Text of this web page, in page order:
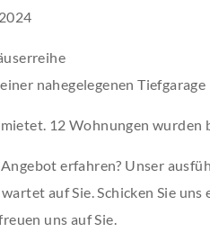
nahegelegenen Tiefgarage
12 Wohnungen wurden
erfahren? Unser
auf Sie. Schicken Sie
uns auf Sie.